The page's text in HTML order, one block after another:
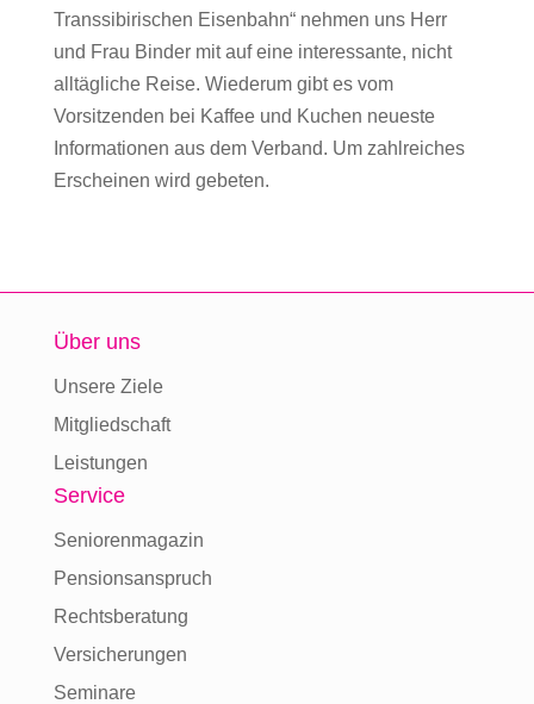
Transsibirischen Eisenbahn“ nehmen uns Herr
und Frau Binder mit auf eine interessante, nicht
alltägliche Reise. Wiederum gibt es vom
Vorsitzenden bei Kaffee und Kuchen neueste
Informationen aus dem Verband. Um zahlreiches
Erscheinen wird gebeten.
Über uns
Unsere Ziele
Mitgliedschaft
Leistungen
Service
Seniorenmagazin
Pensionsanspruch
Rechtsberatung
Versicherungen
Seminare